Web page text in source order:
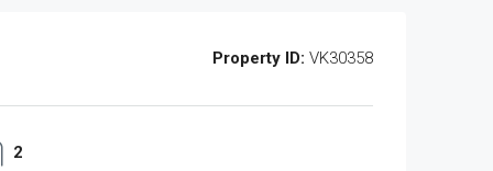
Property ID: VK30358
2